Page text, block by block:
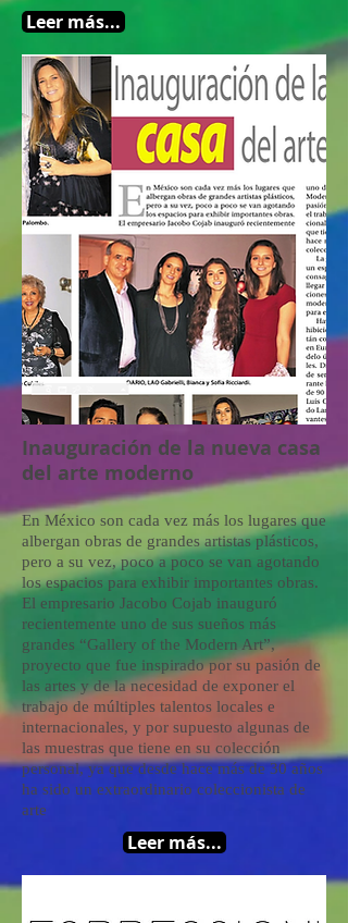
Leer más...
Inauguración de la nueva casa
del arte moderno
En México son cada vez más los lugares que
albergan obras de grandes artistas plásticos,
pero a su vez, poco a poco se van agotando
los espacios para exhibir importantes obras.
El empresario Jacobo Cojab inauguró
recientemente uno de sus sueños más
grandes “Gallery of the Modern Art”,
proyecto que fue inspirado por su pasión de
las artes y de la necesidad de exponer el
trabajo de múltiples talentos locales e
internacionales, y por supuesto algunas de
las muestras que tiene en su colección
personal, ya que desde hace más de 30 años
ha sido un extraordinario coleccionista de
arte
Leer más...